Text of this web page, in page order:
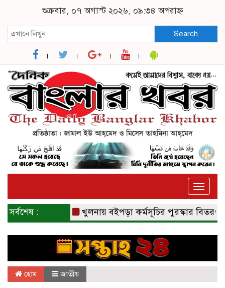
শুক্রবার, ০৭ অগাস্ট ২০২৬, ০৯:৩৪ অপরাহ্ন
Search
Toggle
সর্বশেষ : খুলনায় বইপড়া কর্মসূচির পুরস্কার বিতরণী
হোম জাতীয়